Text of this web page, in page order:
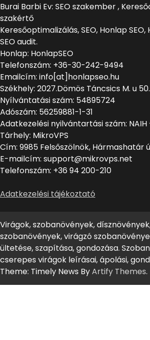
Burai Barbi Ev: SEO szakember ,
szakértő
Keresőoptimalizálás, SEO, Honlap
SEO audit.
Honlap: HonlapSEO
Telefonszám: +36-30-242-9494
Emailcím: info[at]honlapseo.hu
Székhely: 2027.Dömös Táncsics M. u 50.
Nyílvántatási szám: 54895724
Adószám: 56259881-1-31
Adatkezelési nyilvántartási szám: NAIH
Tárhely: MikroVPS
Cím: 9985 Felsőszölnök, Hármashatár
E-mailcím: support@mikrovps.net
Telefonszám: +36 94 200-210
Adatkezelési tájékoztató
Virágok, szobanövények,
szobanövények, virágzó
ültetése, szapítása, gondozása.
cserepes virágok leírásai, ápolási,
Theme: Timely News ByArtify Themes.